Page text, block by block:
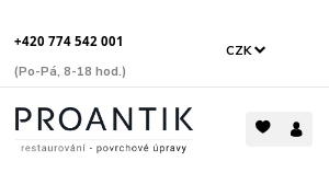
CZK
+420 774 542 001
(Po-Pá, 8-18 hod.)